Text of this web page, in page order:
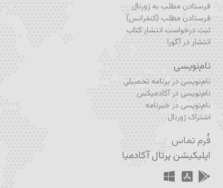
فرستادن مطلب به ژورنال
فرستادن مطلب (کنفرانس)
ثبت درخواست انتشار کتاب
انتشار در آگورا
نام‌نویسی
نام‌نویسی در برنامه تحصیلی
نام‌نویسی در آکادمیکس
نام‌نویسی در خبرنامه
اشتراک ژورنال
فُرم تماس
اپلیکیشن پرتال آکادمیا